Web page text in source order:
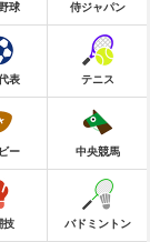
球 侍ジャパン
表 テニス
ー 中央競馬
技 バドミントン